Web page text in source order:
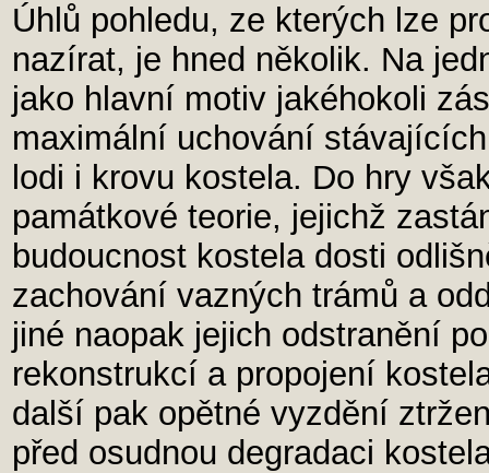
Úhlů pohledu, ze kterých lze
nazírat, je hned několik. Na
jako hlavní motiv jakéhokoli
maximální uchování
lodi i krovu kostela. Do hry
památkové teorie, jejichž
budoucnost kostela dosti
zachování vazných trámů a
jiné naopak jejich odstranění
rekonstrukcí a propojení
další pak opětné vyzdění
před osudnou degradaci